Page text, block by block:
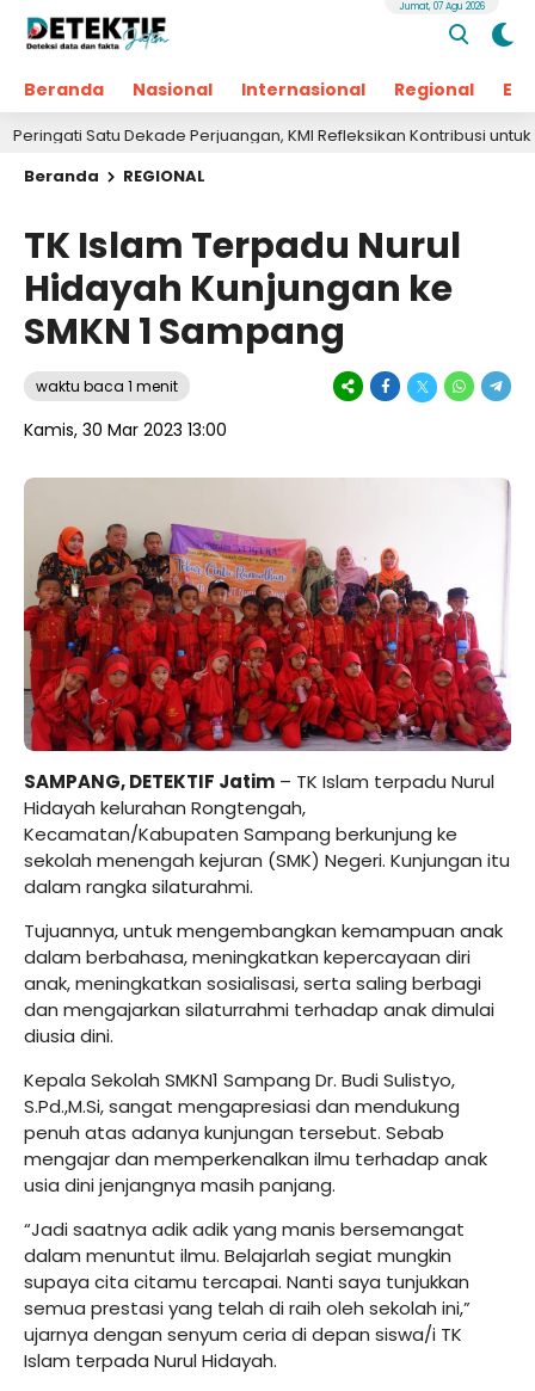
Beranda Nasional Internasional Regional
Jumat, 07 Agu 2026
Satu Dekade Perjuangan, KMI Refleksikan Kontribusi untuk
Beranda
REGIONAL
‌TK Islam Terpadu Nurul
Hidayah Kunjungan ke
SMKN 1 Sampang
waktu baca 1 menit
Kamis, 30 Mar 2023 13:00
SAMPANG, DETEKTIF Jatim – TK Islam terpadu Nurul
Hidayah kelurahan Rongtengah,
Kecamatan/Kabupaten Sampang berkunjung ke
sekolah menengah kejuran (SMK) Negeri. Kunjungan itu
dalam rangka silaturahmi.
Tujuannya, untuk mengembangkan kemampuan anak
dalam berbahasa, meningkatkan kepercayaan diri
anak, meningkatkan sosialisasi, serta saling berbagi
dan mengajarkan silaturrahmi terhadap anak dimulai
diusia dini.
Kepala Sekolah SMKN1 Sampang Dr. Budi Sulistyo,
S.Pd.,M.Si, sangat mengapresiasi dan mendukung
penuh atas adanya kunjungan tersebut. Sebab
mengajar dan memperkenalkan ilmu terhadap anak
usia dini jenjangnya masih panjang.
“Jadi saatnya adik adik yang manis bersemangat
dalam menuntut ilmu. Belajarlah segiat mungkin
supaya cita citamu tercapai. Nanti saya tunjukkan
semua prestasi yang telah di raih oleh sekolah ini,”
ujarnya dengan senyum ceria di depan siswa/i TK
Islam terpada Nurul Hidayah.